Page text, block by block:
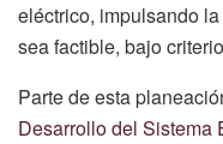
eléctrico, impulsando
sea factible, bajo
Parte de esta
Desarrollo del Sistema